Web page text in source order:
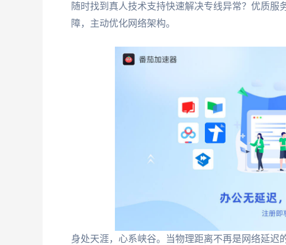
随时找到真人技术支持快速解决专线异常？优质
障，主动优化网络架构。
身处天涯，心系峡谷。当物理距离不再是网络延